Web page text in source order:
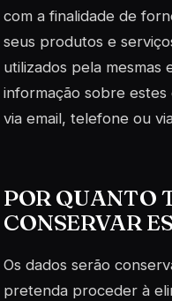
com a finalidade de
seus produtos e
utilizados pela mesmas
informação sobre
via email, telefone ou
POR QUANTO
CONSERVAR
Os dados serão
pretenda proceder à